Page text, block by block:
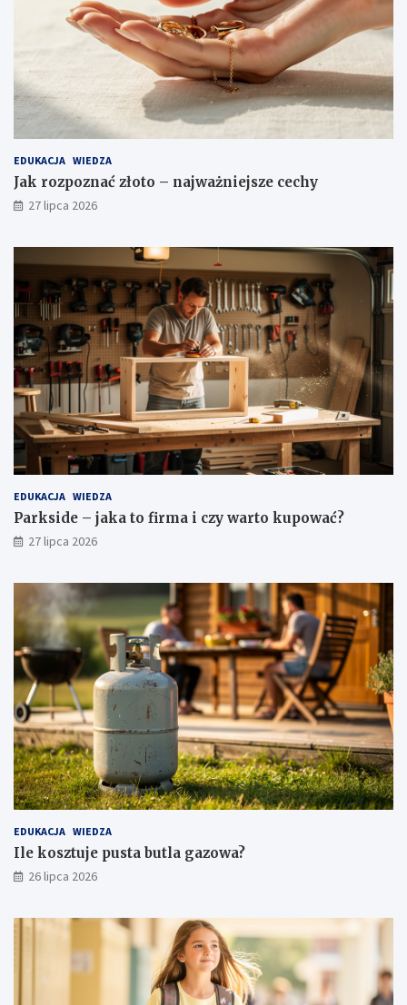
EDUKACJA WIEDZA
Jak rozpoznać złoto – najważniejsze cechy
27 lipca 2026
EDUKACJA WIEDZA
Parkside – jaka to firma i czy warto kupować?
27 lipca 2026
EDUKACJA WIEDZA
Ile kosztuje pusta butla gazowa?
26 lipca 2026